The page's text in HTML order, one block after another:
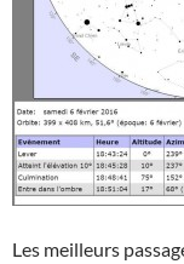
Les meilleurs